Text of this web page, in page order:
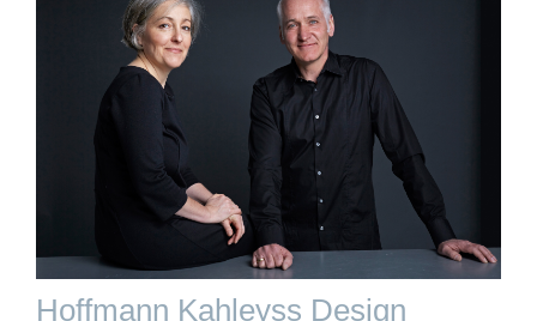
Hoffmann Kahleyss Design